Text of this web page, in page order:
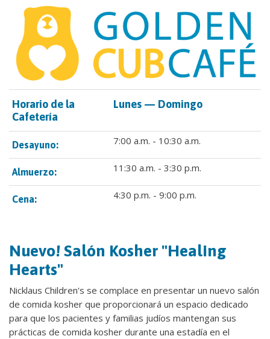
Horario de la
Cafetería
Lunes — Domingo
Desayuno: 7:00 a.m. - 10:30 a.m.
Almuerzo: 11:30 a.m. - 3:30 p.m.
Cena: 4:30 p.m. - 9:00 p.m.
Nuevo! Salón Kosher "Healing
Hearts"
Nicklaus Children's se complace en presentar un nuevo salón
de comida kosher que proporcionará un espacio dedicado
para que los pacientes y familias judíos mantengan sus
prácticas de comida kosher durante una estadía en el